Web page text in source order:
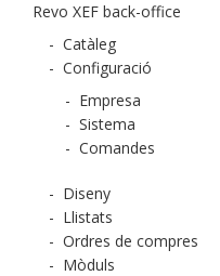
Revo XEF back-office
- Catàleg
- Configuració
- Empresa
- Sistema
- Comandes
- Diseny
- Llistats
- Ordres de compres
- Mòduls